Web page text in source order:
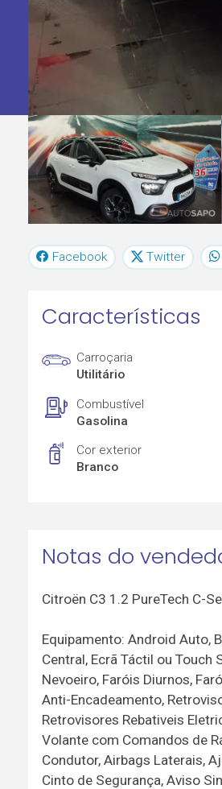
Facebook Twitter
Características
Carroçaria
Utilitário
Combustível
Gasolina
Cor exterior
Branco
Notas do
Citroën C3 1.2 PureTech C-
Equipamento: Android Auto,
Central, Ecrã Táctil ou Touch
Nevoeiro, Faróis Diurnos,
Anti-Encadeamento,
Retrovisores Rebativeis
Volante com Comandos de
Condutor, Airbags Laterais,
Cinto de Segurança, Aviso